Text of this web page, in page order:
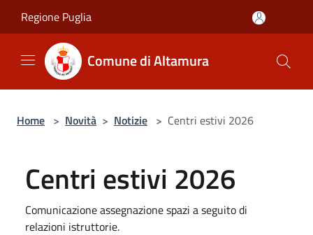
Regione Puglia
Comune di Altamura
Home > Novità > Notizie > Centri estivi 2026
Centri estivi 2026
Comunicazione assegnazione spazi a seguito di
relazioni istruttorie.